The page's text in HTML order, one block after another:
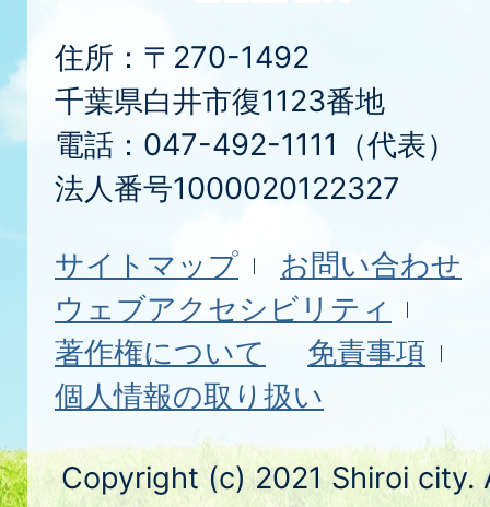
住所：〒270-1492
千葉県白井市復1123番地
電話：047-492-1111（代表）
法人番号1000020122327
サイトマップ
お問い合わせ
ウェブアクセシビリティ
著作権について
免責事項
個人情報の取り扱い
Copyright (c) 2021 Shiroi city.